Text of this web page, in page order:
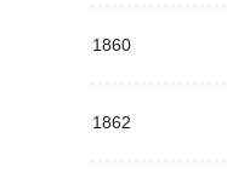
1860
1862